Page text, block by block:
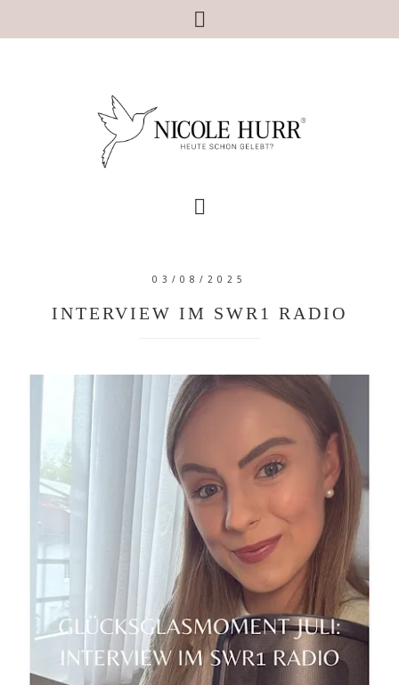
03/08/2025
INTERVIEW IM SWR1 RADIO